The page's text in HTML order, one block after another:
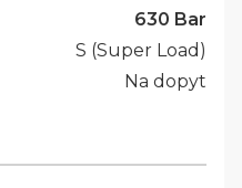
630 Bar
S (Super Load)
Na dopyt